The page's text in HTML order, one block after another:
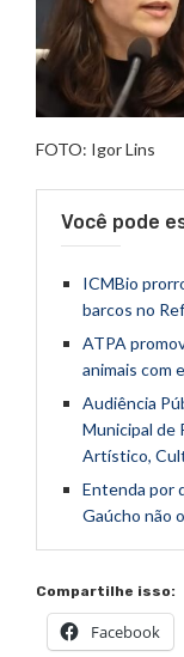
FOTO: Igor Lins
Você pode
ICMBio
barcos no
ATPA
animais com
Audiência
Municipal de
Artístico,
Entenda por
Gaúcho não
Compartilhe isso:
Facebook